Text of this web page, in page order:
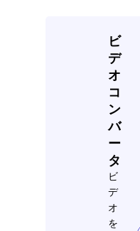
ビ
デ
オ
コ
ン
バ
ー
タ
ビ
デ
オ
を